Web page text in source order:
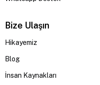
Bize Ulaşın
Hikayemiz
Blog
İnsan Kaynakları